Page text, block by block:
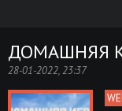
ДОМАШНЯЯ
28-01-2022, 23:37